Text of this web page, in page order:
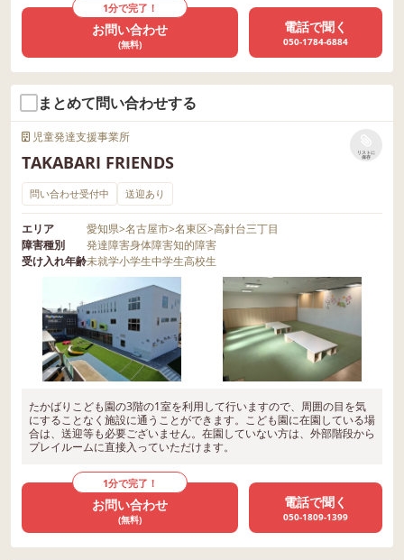
1分で完了！
お問い合わせ
(無料)
電話で聞く
050-1784-6884
まとめて問い合わせする
児童発達支援事業所
TAKABARI FRIENDS
リストに
保存
問い合わせ受付中 送迎あり
エリア 愛知県>名古屋市>名東区>高針台三丁目
障害種別
発達障害身体障害知的障害
受け入れ年齢未就学小学生中学生高校生
たかばりこども園の3階の1室を利用して行いますので、周囲の目を気
にすることなく施設に通うことができます。こども園に在園している場
合は、送迎等も必要ございません。在園していない方は、外部階段から
プレイルームに直接入っていただけます。
1分で完了！
お問い合わせ
(無料)
電話で聞く
050-1809-1399